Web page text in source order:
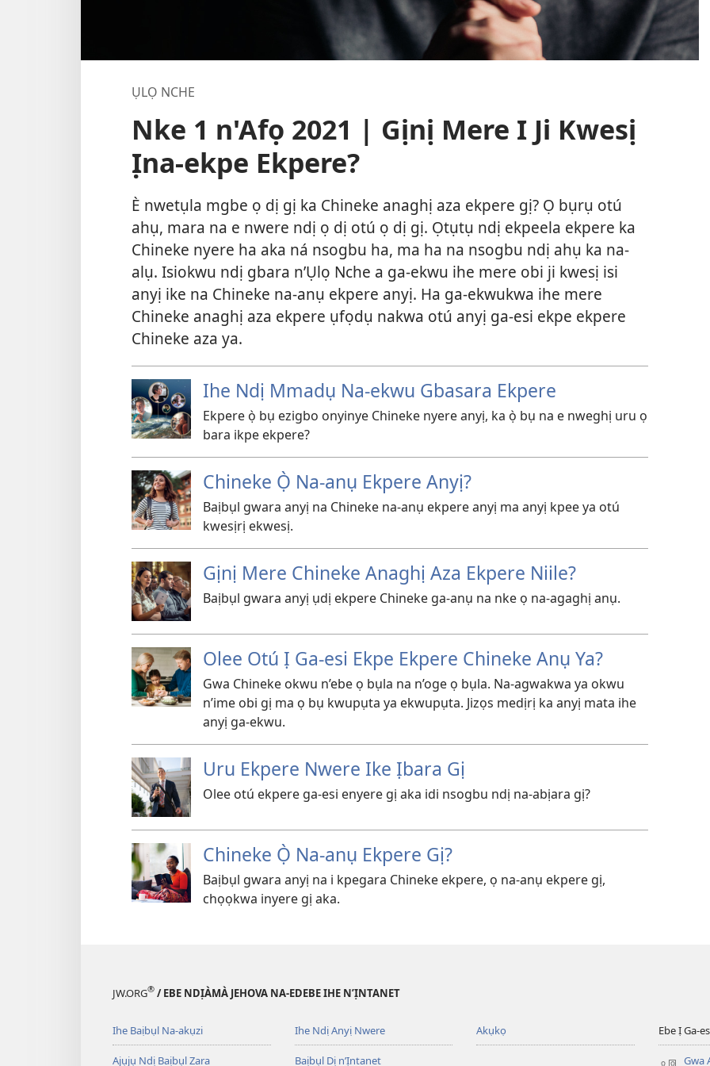
ỤLỌ NCHE
Nke 1 n'Afọ 2021 | Gịnị Mere I Ji Kwesị
Ịna-ekpe Ekpere?
È nwetụla mgbe ọ dị gị ka Chineke anaghị aza ekpere gị? Ọ bụrụ otú
ahụ, mara na e nwere ndị ọ dị otú ọ dị gị. Ọtụtụ ndị ekpeela ekpere ka
Chineke nyere ha aka ná nsogbu ha, ma ha na nsogbu ndị ahụ ka na-
alụ. Isiokwu ndị gbara n’Ụlọ Nche a ga-ekwu ihe mere obi ji kwesị isi
anyị ike na Chineke na-anụ ekpere anyị. Ha ga-ekwukwa ihe mere
Chineke anaghị aza ekpere ụfọdụ nakwa otú anyị ga-esi ekpe ekpere
Chineke aza ya.
Ihe Ndị Mmadụ Na-ekwu Gbasara Ekpere
Ekpere ọ̀ bụ ezigbo onyinye Chineke nyere anyị, ka ọ̀ bụ na e nweghị uru ọ
bara ikpe ekpere?
Chineke Ọ̀ Na-anụ Ekpere Anyị?
Baịbụl gwara anyị na Chineke na-anụ ekpere anyị ma anyị kpee ya otú
kwesịrị ekwesị.
Gịnị Mere Chineke Anaghị Aza Ekpere Niile?
Baịbụl gwara anyị ụdị ekpere Chineke ga-anụ na nke ọ na-agaghị anụ.
Olee Otú Ị Ga-esi Ekpe Ekpere Chineke Anụ Ya?
Gwa Chineke okwu n’ebe ọ bụla na n’oge ọ bụla. Na-agwakwa ya okwu
n’ime obi gị ma ọ bụ kwupụta ya ekwupụta. Jizọs medịrị ka anyị mata ihe
anyị ga-ekwu.
Uru Ekpere Nwere Ike Ịbara Gị
Olee otú ekpere ga-esi enyere gị aka idi nsogbu ndị na-abịara gị?
Chineke Ọ̀ Na-anụ Ekpere Gị?
Baịbụl gwara anyị na i kpegara Chineke ekpere, ọ na-anụ ekpere gị,
chọọkwa inyere gị aka.
JW.ORG® / EBE NDỊÀMÀ JEHOVA NA-EDEBE IHE N’ỊNTANET
Ihe Baịbụl Na-akụzi
Ajụjụ Ndị Baịbụl Zara
Ihe Ndị Anyị Nwere
Baịbụl Dị n’Ịntanet
Akụkọ Ebe Ị Ga-
Gwa